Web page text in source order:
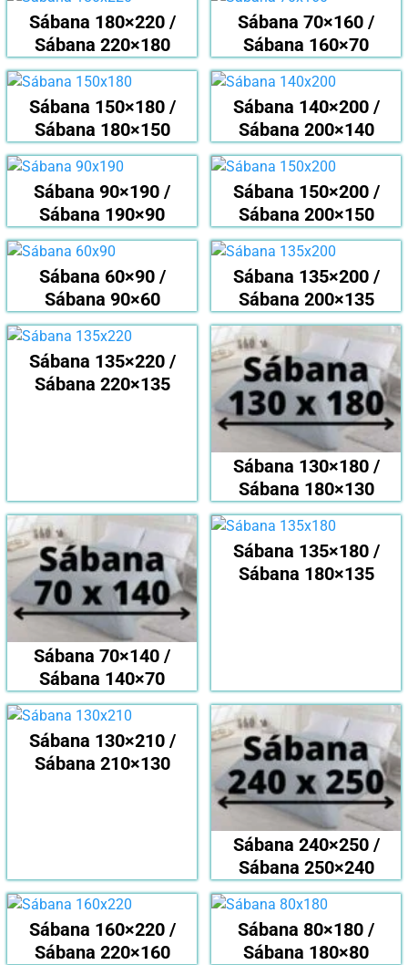
Sábana 180×220 /
Sábana 220×180
Sábana 70×160 /
Sábana 160×70
Sábana 150×180 /
Sábana 180×150
Sábana 140×200 /
Sábana 200×140
Sábana 90×190 /
Sábana 190×90
Sábana 150×200 /
Sábana 200×150
Sábana 60×90 /
Sábana 90×60
Sábana 135×200 /
Sábana 200×135
Sábana 135×220 /
Sábana 220×135
Sábana 130×180 /
Sábana 180×130
Sábana 70×140 /
Sábana 140×70
Sábana 135×180 /
Sábana 180×135
Sábana 130×210 /
Sábana 210×130
Sábana 240×250 /
Sábana 250×240
Sábana 160×220 /
Sábana 220×160
Sábana 80×180 /
Sábana 180×80